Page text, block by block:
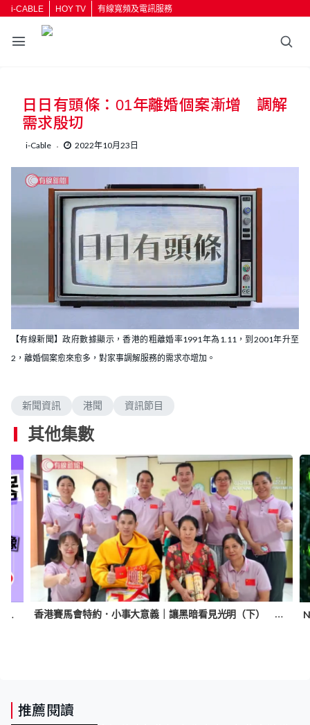
i-CABLE HOY TV 有線寬頻及電訊服務
日日有頭條：01年離婚個案漸增 調解
需求殷切
i-Cable 2022年10月23日
n
m
u
t
e
o
a
d
e
d
【有線新聞】政府數據顯示，香港的粗離婚率1991年為1.11，到2001年升至
2，離婚個案愈來愈多，對家事調解服務的需求亦增加。
新聞資訊 港聞 資訊節目
其他集數
麻省理工研超聲波掃描器 可佩戴內衣生成超聲波影像 可自行檢測乳癌 香港賽馬會特約．小事大意義｜讓黑暗看見光明（下） 兩女生老撾送光明反思人道救援：不同生命的交織
推薦閱讀